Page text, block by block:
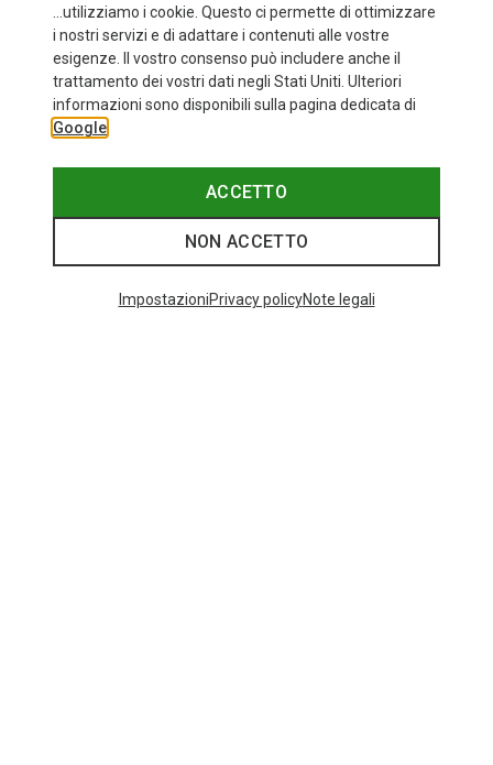
Risparmi 19% fino a 35%
...utilizziamo i cookie. Questo ci permette di ottimizzare
i nostri servizi e di adattare i contenuti alle vostre
esigenze. Il vostro consenso può includere anche il
trattamento dei vostri dati negli Stati Uniti. Ulteriori
informazioni sono disponibili sulla pagina dedicata di
Google
ACCETTO
NON ACCETTO
ImpostazioniPrivacy policyNote legali